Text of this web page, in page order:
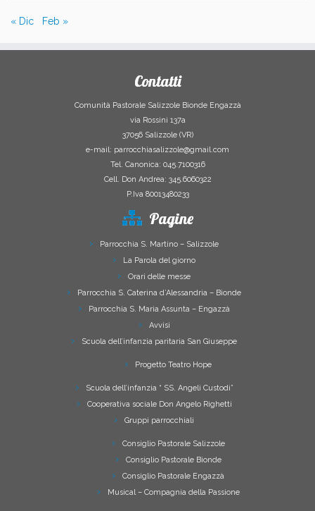
« Dic Feb »
Contatti
Comunità Pastorale Salizzole Bionde Engazzà
via Rossini 137a
37056 Salizzole (VR)
e-mail: parrocchiasalizzole@gmail.com
Tel. Canonica: 045.7100316
Cell. Don Andrea: 345.6060322
P.Iva 80013480233
Pagine
Parrocchia S. Martino – Salizzole
La Parola del giorno
Orari delle messe
Parrocchia S. Caterina d’Alessandria – Bionde
Parrocchia S. Maria Assunta – Engazzà
Avvisi
Scuola dell’infanzia paritaria San Giuseppe
Progetto Teatro Hope
Scuola dell’infanzia “ SS. Angeli Custodi”
Cooperativa sociale Don Angelo Righetti
Gruppi parrocchiali
Consiglio Pastorale Salizzole
Consiglio Pastorale Bionde
Consiglio Pastorale Engazzà
Musical – Compagnia della Passione